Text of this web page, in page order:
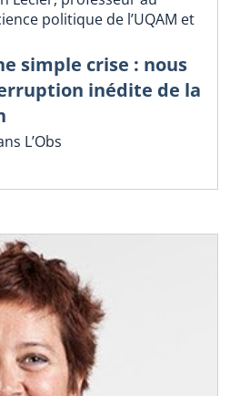
politique de l’UQAM et
simple crise : nous
inédite de la
L’Obs